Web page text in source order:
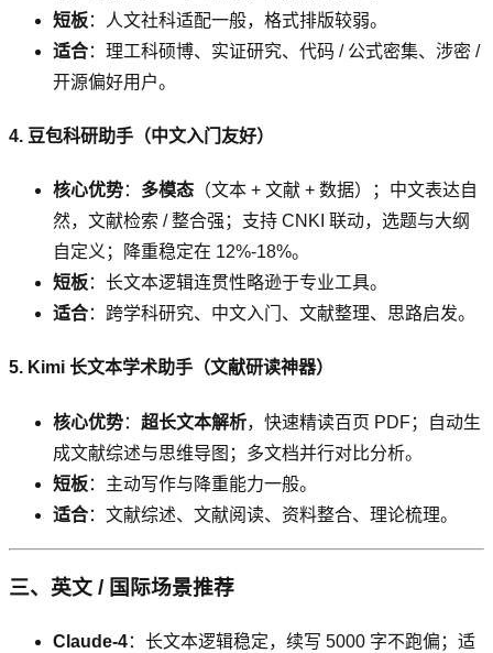
短板：人文社科适配一般，格式排版较弱。
适合：理工科硕博、实证研究、代码 / 公式密集、涉密 /
开源偏好用户。
4. 豆包科研助手（中文入门友好）
核心优势： 多模态 （文本 + 文献 + 数据）；中文表达自
然，文献检索 / 整合强；支持 CNKI 联动，选题与大纲
自定义；降重稳定在 12%-18%。
短板：长文本逻辑连贯性略逊于专业工具。
适合：跨学科研究、中文入门、文献整理、思路启发。
5. Kimi 长文本学术助手（文献研读神器）
核心优势： 超长文本解析，快速精读百页 PDF；自动生
成文献综述与思维导图；多文档并行对比分析。
短板：主动写作与降重能力一般。
适合：文献综述、文献阅读、资料整合、理论梳理。
三、英文 / 国际场景推荐
Claude-4：长文本逻辑稳定，续写 5000 字不跑偏；适